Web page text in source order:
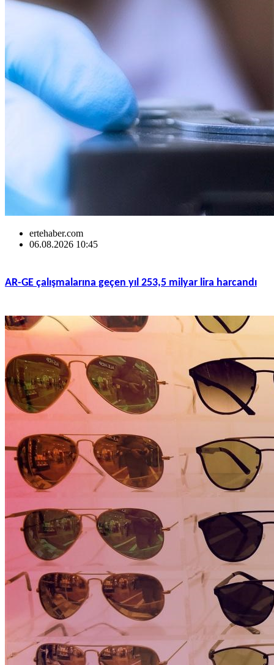
ertehaber.com
06.08.2026 10:45
AR-GE çalışmalarına geçen yıl 253,5 milyar lira harcandı